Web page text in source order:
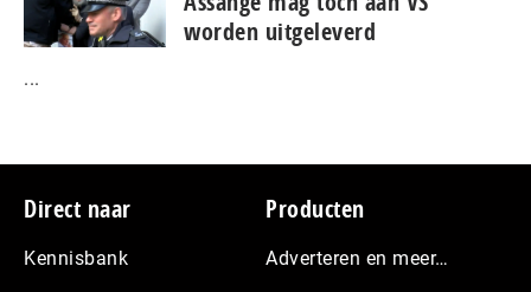
worden uitgeleverd
...
Footer
Direct naar
Kennisbank
Producten
Adverteren en meer…